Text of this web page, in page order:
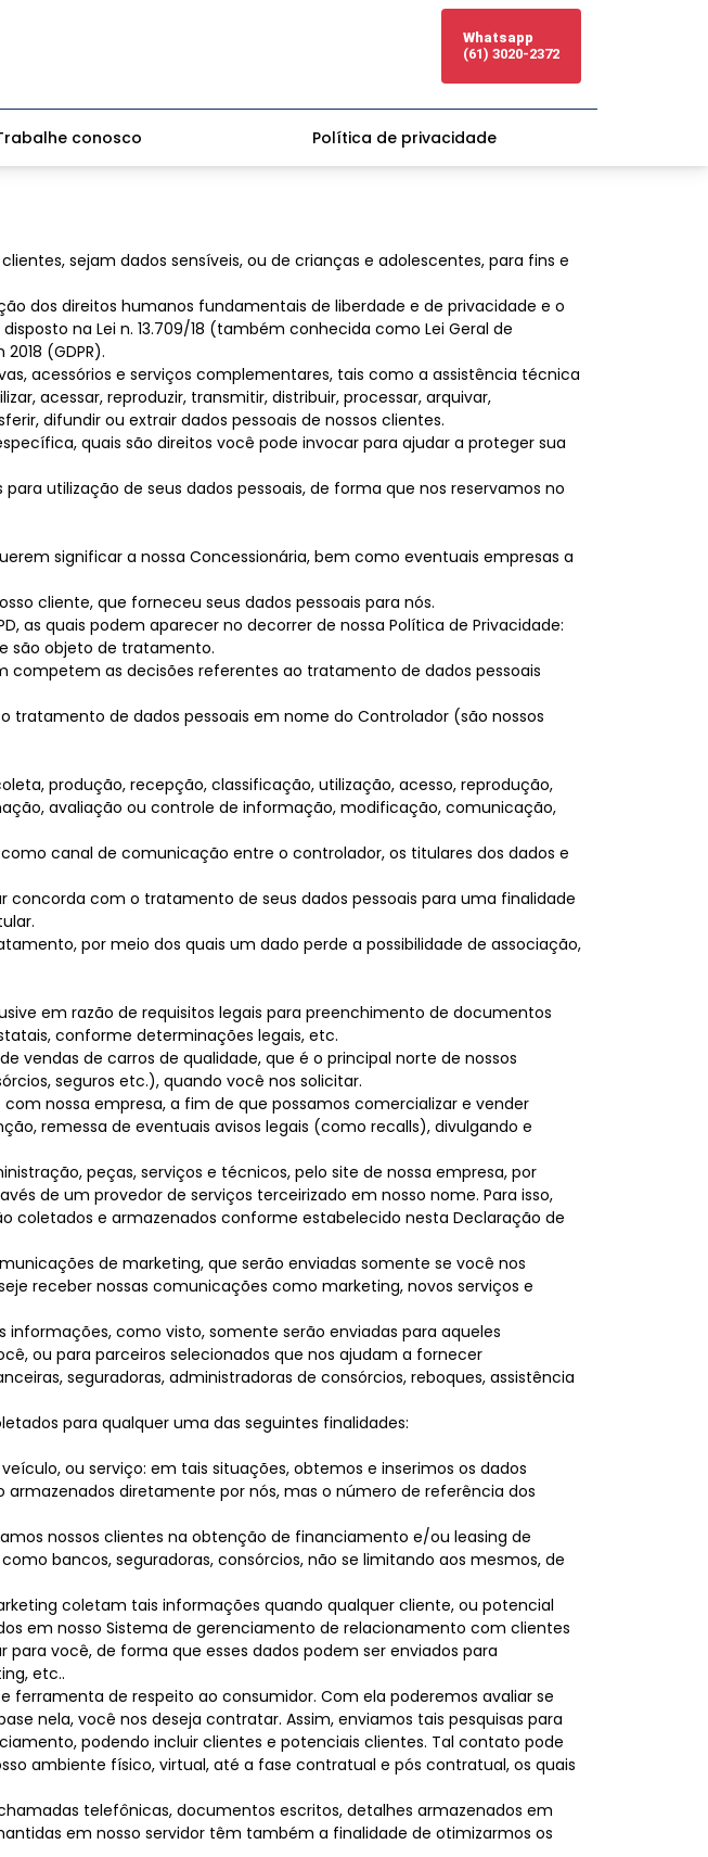
Whatsapp
(61) 3020-2372
conosco Política de privacidade
sejam dados sensíveis, ou de crianças e adolescentes, para fins e
dos direitos humanos fundamentais de liberdade e de privacidade e o
na Lei n. 13.709/18 (também conhecida como Lei Geral de
(GDPR).
acessórios e serviços complementares, tais como a assistência técnica
acessar, reproduzir, transmitir, distribuir, processar, arquivar,
difundir ou extrair dados pessoais de nossos clientes.
quais são direitos você pode invocar para ajudar a proteger sua
utilização de seus dados pessoais, de forma que nos reservamos no
significar a nossa Concessionária, bem como eventuais empresas a
cliente, que forneceu seus dados pessoais para nós.
as quais podem aparecer no decorrer de nossa Política de Privacidade:
são objeto de tratamento.
competem as decisões referentes ao tratamento de dados pessoais
tratamento de dados pessoais em nome do Controlador (são nossos
produção, recepção, classificação, utilização, acesso, reprodução,
avaliação ou controle de informação, modificação, comunicação,
como canal de comunicação entre o controlador, os titulares dos dados e
concorda com o tratamento de seus dados pessoais para uma finalidade
por meio dos quais um dado perde a possibilidade de associação,
em razão de requisitos legais para preenchimento de documentos
conforme determinações legais, etc.
vendas de carros de qualidade, que é o principal norte de nossos
seguros etc.), quando você nos solicitar.
nossa empresa, a fim de que possamos comercializar e vender
remessa de eventuais avisos legais (como recalls), divulgando e
peças, serviços e técnicos, pelo site de nossa empresa, por
de um provedor de serviços terceirizado em nosso nome. Para isso,
coletados e armazenados conforme estabelecido nesta Declaração de
de marketing, que serão enviadas somente se você nos
receber nossas comunicações como marketing, novos serviços e
como visto, somente serão enviadas para aqueles
ou para parceiros selecionados que nos ajudam a fornecer
seguradoras, administradoras de consórcios, reboques, assistência
para qualquer uma das seguintes finalidades:
ou serviço: em tais situações, obtemos e inserimos os dados
diretamente por nós, mas o número de referência dos
nossos clientes na obtenção de financiamento e/ou leasing de
bancos, seguradoras, consórcios, não se limitando aos mesmos, de
coletam tais informações quando qualquer cliente, ou potencial
em nosso Sistema de gerenciamento de relacionamento com clientes
você, de forma que esses dados podem ser enviados para
etc..
de respeito ao consumidor. Com ela poderemos avaliar se
nela, você nos deseja contratar. Assim, enviamos tais pesquisas para
podendo incluir clientes e potenciais clientes. Tal contato pode
ambiente físico, virtual, até a fase contratual e pós contratual, os quais
telefônicas, documentos escritos, detalhes armazenados em
em nosso servidor têm também a finalidade de otimizarmos os